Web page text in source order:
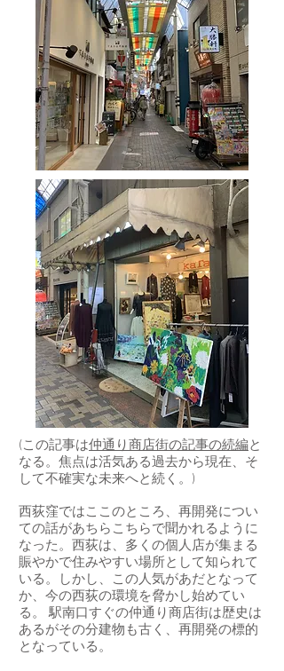
(この記事は仲通り商店街の記事の続編と
なる。焦点は活気ある過去から現在、そ
して不確実な未来へと続く。)
西荻窪ではここのところ、再開発につい
ての話があちらこちらで聞かれるように
なった。西荻は、多くの個人店が集まる
賑やかで住みやすい場所として知られて
いる。しかし、この人気があだとなって
か、今の西荻の環境を脅かし始めてい
る。 駅南口すぐの仲通り商店街は歴史は
あるがその分建物も古く、再開発の標的
となっている。